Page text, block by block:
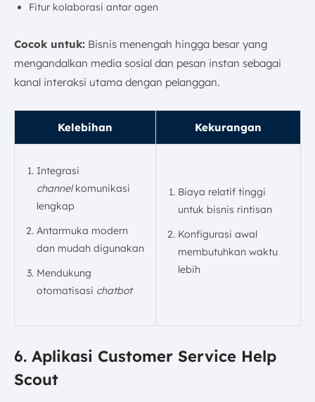
Fitur kolaborasi antar agen
Cocok untuk: Bisnis menengah hingga besar yang
mengandalkan media sosial dan pesan instan sebagai
kanal interaksi utama dengan pelanggan.
Kelebihan Kekurangan
Integrasi
channelkomunikasi
lengkap
Antarmuka modern
dan mudah digunakan
Mendukung
otomatisasi chatbot
Biaya relatif tinggi
untuk bisnis rintisan
Konfigurasi awal
membutuhkan waktu
lebih
6. Aplikasi Customer Service Help
Scout